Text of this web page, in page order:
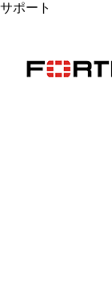
サポート